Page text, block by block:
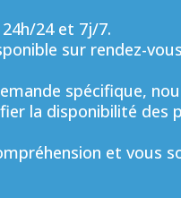
24 et 7j/7.
sur rendez-
spécifique,
la disponibilité des
et vous